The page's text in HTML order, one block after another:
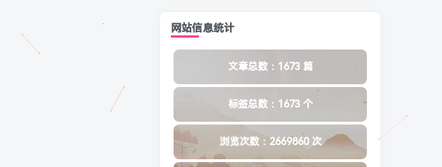
网站信息统计
文章总数：1673 篇
标签总数：1673 个
浏览次数：2669860 次